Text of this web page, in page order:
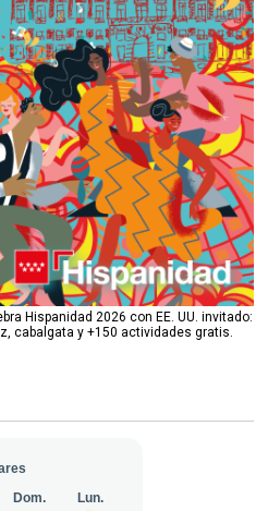
Hispanidad 2026 con EE. UU. invitado:
cabalgata y +150 actividades gratis.